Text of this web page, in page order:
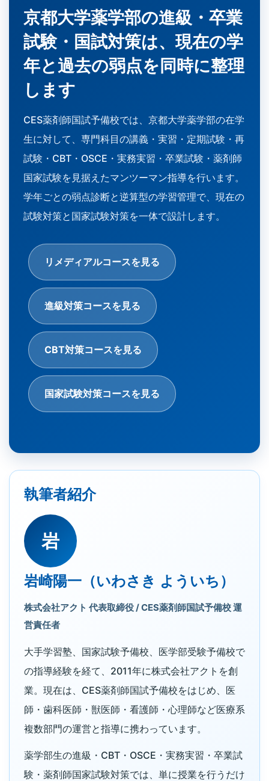
京都大学薬学部の進級・卒業
試験・国試対策は、現在の学
年と過去の弱点を同時に整理
します
CES薬剤師国試予備校では、京都大学薬学部の在学
生に対して、専門科目の講義・実習・定期試験・再
試験・CBT・OSCE・実務実習・卒業試験・薬剤師
国家試験を見据えたマンツーマン指導を行います。
学年ごとの弱点診断と逆算型の学習管理で、現在の
試験対策と国家試験対策を一体で設計します。
リメディアルコースを見る
進級対策コースを見る
CBT対策コースを見る
国家試験対策コースを見る
執筆者紹介
岩
岩崎陽一（いわさき よういち）
株式会社アクト 代表取締役 / CES薬剤師国試予備校 運
営責任者
大手学習塾、国家試験予備校、医学部受験予備校で
の指導経験を経て、2011年に株式会社アクトを創
業。現在は、CES薬剤師国試予備校をはじめ、医
師・歯科医師・獣医師・看護師・心理師など医療系
複数部門の運営と指導に携わっています。
薬学部生の進級・CBT・OSCE・実務実習・卒業試
験・薬剤師国家試験対策では、単に授業を行うだけ